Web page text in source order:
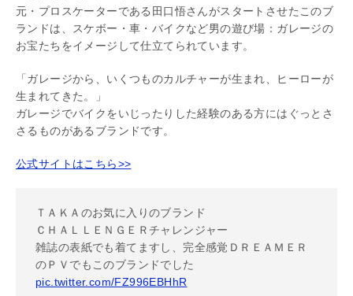
元・プロスケーターである田口悟さんがスタートさせたこのブ
ランドは、スケボー・車・バイクなど男の遊び場：ガレージの
お宝たちをイメージして仕立てられています。
「ガレージから、いくつものカルチャーが生まれ、ヒーローが
生まれてきた。」
ガレージでバイクをいじったりした経験のある方にはぐっとさ
さるものがあるブランドです。
公式サイトはこちら>>
ＴＡＫＡのお気に入りのブランド
ＣＨＡＬＬＥＮＧＥＲチャレンジャー
雑誌の表紙でも着てますし、完全感覚ＤＲＥＡＭＥＲ
のＰＶでもこのブランドでした
pic.twitter.com/FZ996EBHhR